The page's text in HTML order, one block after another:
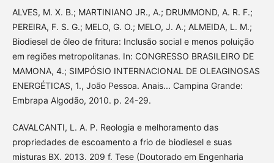
ALVES, M. X. B.; MARTINIANO JR., A.; DRUMMOND, A. R. F.;
PEREIRA, F. S. G.; MELO, G. O.; MELO, J. A.; ALMEIDA, L. M.;
Biodiesel de óleo de fritura: Inclusão social e menos poluição
em regiões metropolitanas. In: CONGRESSO BRASILEIRO DE
MAMONA, 4.; SIMPÓSIO INTERNACIONAL DE OLEAGINOSAS
ENERGÉTICAS, 1., João Pessoa. Anais... Campina Grande:
Embrapa Algodão, 2010. p. 24-29.
CAVALCANTI, L. A. P. Reologia e melhoramento das
propriedades de escoamento a frio de biodiesel e suas
misturas BX. 2013. 209 f. Tese (Doutorado em Engenharia